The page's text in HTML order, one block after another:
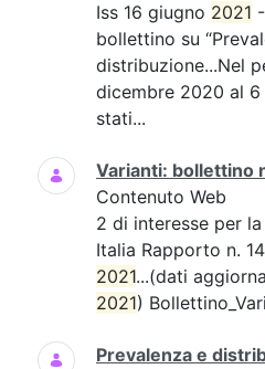
Iss 16 giugno 2021
bollettino su
distribuzione...Nel
dicembre 2020 al 6
stati...
Varianti: bollettino
Contenuto Web
2 di interesse per
Italia Rapporto n.
2021...(dati
2021)
Prevalenza e